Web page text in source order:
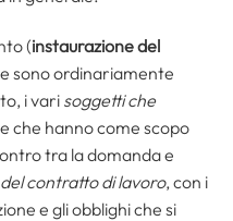
(instaurazione del
sono ordinariamente
i vari soggetti che
che hanno come scopo
tra la domanda e
contratto di lavoro, con i
e gli obblighi che si